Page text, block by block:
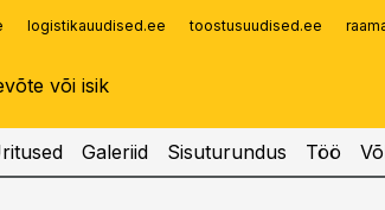
logistikauudised.ee toostusuudised.ee
Infopank
Galeriid Sisuturundus Töö